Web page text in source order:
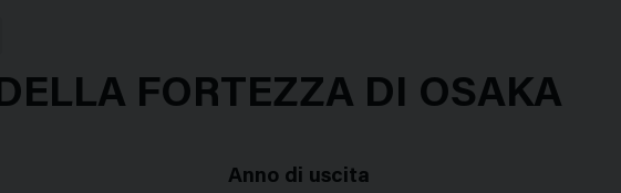
FORTEZZA DI OSAKA
Anno di uscita